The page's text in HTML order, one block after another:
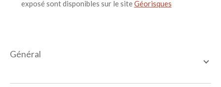
exposé sont disponibles sur le siteGéorisques
général